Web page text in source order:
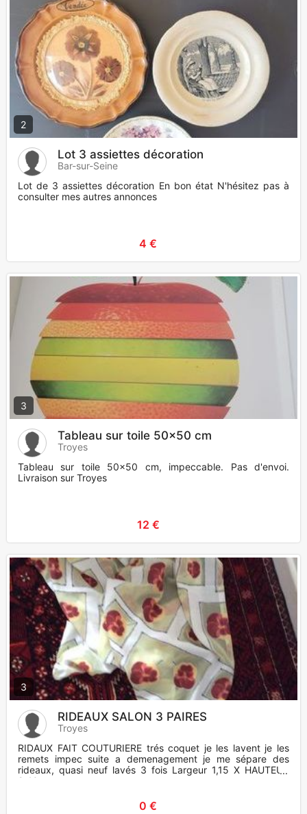
2
Lot 3 assiettes décoration
Bar-sur-Seine
Lot de 3 assiettes décoration En bon état N'hésitez pas à
consulter mes autres annonces
4 €
3
Tableau sur toile 50x50 cm
Troyes
Tableau sur toile 50x50 cm, impeccable. Pas d'envoi.
Livraison sur Troyes
12 €
3
RIDEAUX SALON 3 PAIRES
Troyes
RIDAUX FAIT COUTURIERE trés coquet je les lavent je les
remets impec suite a demenagement je me sépare des
rideaux, quasi neuf lavés 3 fois Largeur 1,15 X HAUTEUR
2,40
0 €